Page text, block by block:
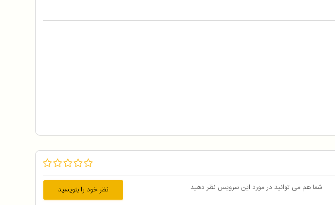
شما هم می توانید در مورد این سرویس نظر دهید
نظر خود را بنویسید